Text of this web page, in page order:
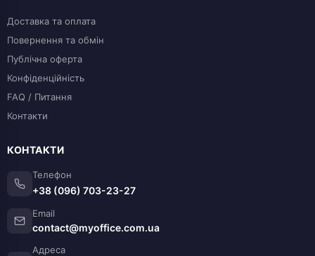
Доставка та оплата
Повернення та обмін
Публічна оферта
Конфіденційність
FAQ / Питання
Контакти
КОНТАКТИ
Телефон
+38 (096) 703-23-27
Email
contact@myoffice.com.ua
Адреса